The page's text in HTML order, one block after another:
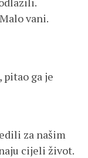
vani.
pitao ga je
za našim
cijeli život.